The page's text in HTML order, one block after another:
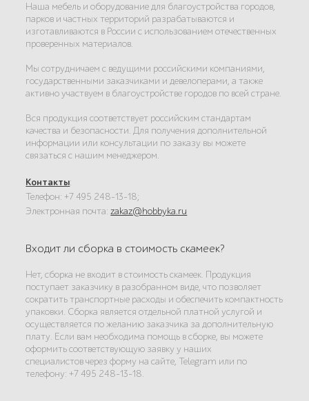
Наша мебель и оборудование для благоустройства городов,
парков и частных территорий разрабатываются и
изготавливаются в России с использованием отечественных
проверенных материалов.
Мы сотрудничаем с ведущими российскими компаниями,
государственными заказчиками и девелоперами, а также
активно участвуем в благоустройстве городов по всей стране.
Вся продукция соответствует российским стандартам
качества и безопасности. Для получения дополнительной
информации или консультации по заказу вы можете
связаться с нашим менеджером.
Контакты:
Телефон: +7 495 248-13-18;
Электронная почта:zakaz@hobbyka.ru
Входит ли сборка в стоимость скамеек?
Нет, сборка не входит в стоимость скамеек. Продукция
поступает заказчику в разобранном виде, что позволяет
сократить транспортные расходы и обеспечить компактность
упаковки. Сборка является отдельной платной услугой и
осуществляется по желанию заказчика за дополнительную
плату. Если вам необходима помощь в сборке, вы можете
оформить соответствующую заявку у наших
специалистов через форму на сайте, Telegram или по
телефону: +7 495 248-13-18.